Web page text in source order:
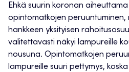
Ehkä suurin koronan
opintomatkojen peruuntuminen,
hankkeen yksityisen
valitettavasti näkyi lampureille
nousuna. Opintomatkojen
lampureille suuri pettymys,